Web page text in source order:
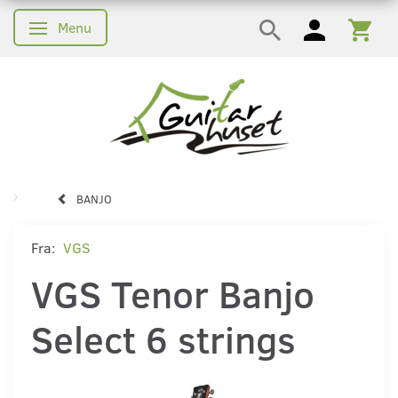
Skifte navigation
Menu
BANJO
Fra: VGS
VGS Tenor Banjo
Select 6 strings